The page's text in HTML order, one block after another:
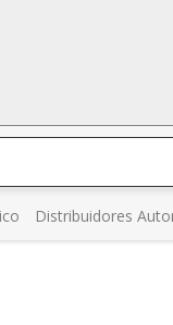
Distribuidores